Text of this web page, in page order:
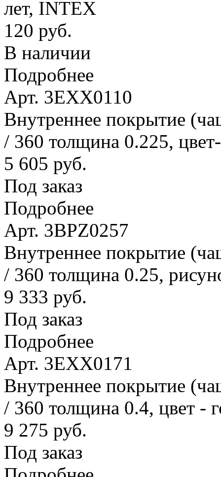
лет, INTEX
120 руб.
В наличии
Подробнее
Арт. 3EXX0110
Внутреннее покрытие
/ 360 толщина 0.225,
5 605 руб.
Под заказ
Подробнее
Арт. 3BPZ0257
Внутреннее покрытие
/ 360 толщина 0.25,
9 333 руб.
Под заказ
Подробнее
Арт. 3EXX0171
Внутреннее покрытие
/ 360 толщина 0.4, цвет -
9 275 руб.
Под заказ